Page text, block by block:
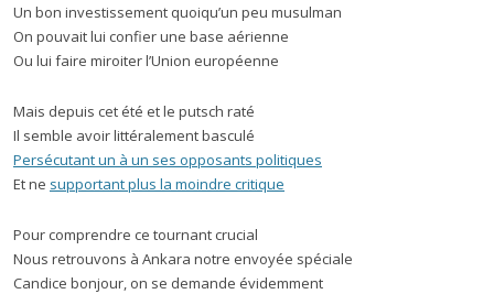
Un bon investissement quoiqu’un peu musulman
On pouvait lui confier une base aérienne
Ou lui faire miroiter l’Union européenne
Mais depuis cet été et le putsch raté
Il semble avoir littéralement basculé
Persécutant un à un ses opposants politiques
Et ne supportant plus la moindre critique
Pour comprendre ce tournant crucial
Nous retrouvons à Ankara notre envoyée spéciale
Candice bonjour, on se demande évidemment